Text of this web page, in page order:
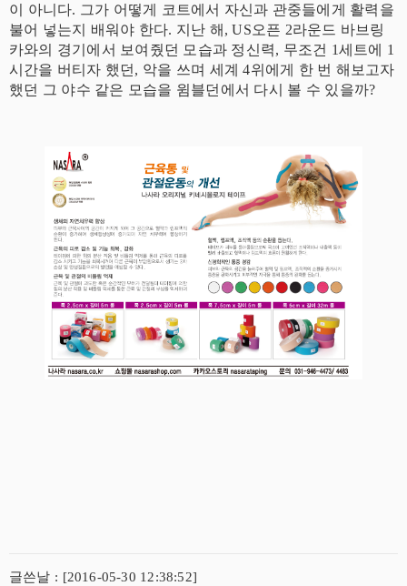
이 아니다. 그가 어떻게 코트에서 자신과 관중들에게 활력을
불어 넣는지 배워야 한다. 지난 해, US오픈 2라운드 바브링
카와의 경기에서 보여줬던 모습과 정신력, 무조건 1세트에 1
시간을 버티자 했던, 악을 쓰며 세계 4위에게 한 번 해보고자
했던 그 야수 같은 모습을 윔블던에서 다시 볼 수 있을까?
글쓴날 : [2016-05-30 12:38:52]